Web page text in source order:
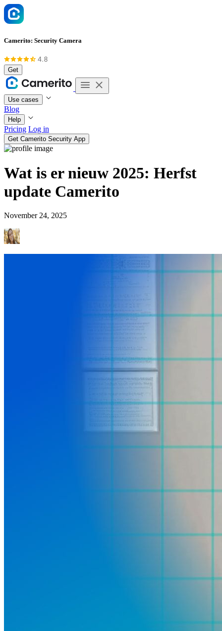
Camerito: Security Camera
Get
Use cases
Blog
Help
Pricing Log in
Get Camerito Security App
Wat is er nieuw 2025: Herfst
update Camerito
November 24, 2025